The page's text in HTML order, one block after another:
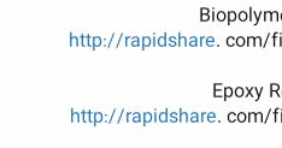
http://rapidshare. com/
http://rapidshare. com/